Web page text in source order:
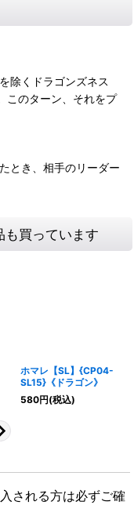
除くドラゴンズネス
このターン、それをプ
とき、相手のリーダー
も買っています
ホマレ【SL】{CP04-
SL15}《ドラゴン》
580円(税込)
される方は必ずご確